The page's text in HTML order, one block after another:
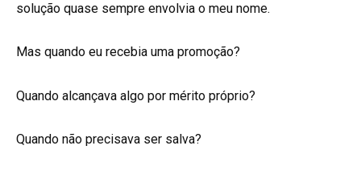
solução quase sempre envolvia o meu nome.
Mas quando eu recebia uma promoção?
Quando alcançava algo por mérito próprio?
Quando não precisava ser salva?